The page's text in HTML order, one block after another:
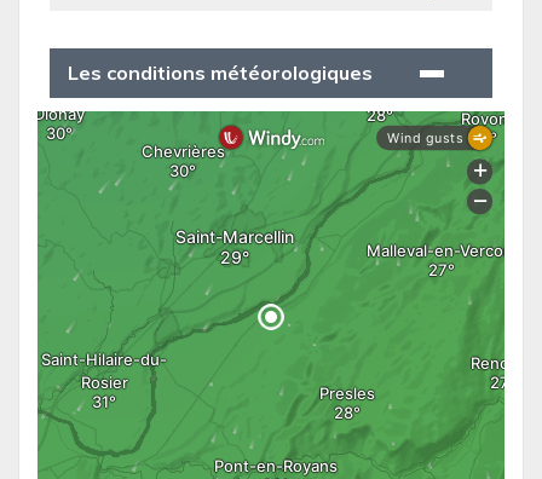
Les conditions météorologiques